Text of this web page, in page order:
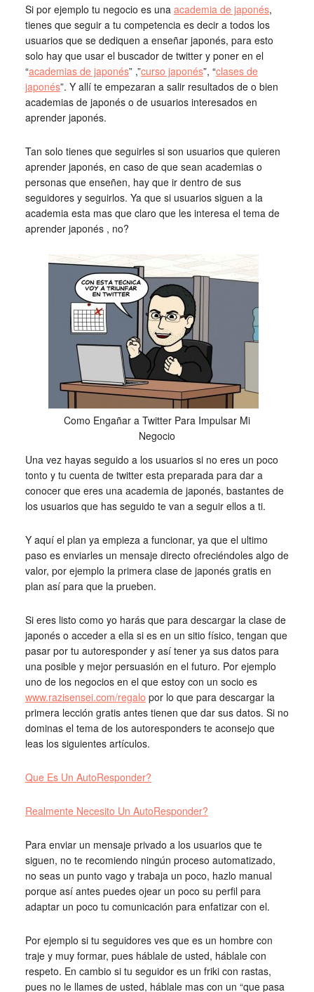
Si por ejemplo tu negocio es una academia de japonés,
tienes que seguir a tu competencia es decir a todos los
usuarios que se dediquen a enseñar japonés, para esto
solo hay que usar el buscador de twitter y poner en el
“academias de japonés” ,”curso japonés”, “clases de
japonés”. Y allí te empezaran a salir resultados de o bien
academias de japonés o de usuarios interesados en
aprender japonés.
Tan solo tienes que seguirles si son usuarios que quieren
aprender japonés, en caso de que sean academias o
personas que enseñen, hay que ir dentro de sus
seguidores y seguirlos. Ya que si usuarios siguen a la
academia esta mas que claro que les interesa el tema de
aprender japonés , no?
Como Engañar a Twitter Para Impulsar Mi
Negocio
Una vez hayas seguido a los usuarios si no eres un poco
tonto y tu cuenta de twitter esta preparada para dar a
conocer que eres una academia de japonés, bastantes de
los usuarios que has seguido te van a seguir ellos a ti.
Y aquí el plan ya empieza a funcionar, ya que el ultimo
paso es enviarles un mensaje directo ofreciéndoles algo de
valor, por ejemplo la primera clase de japonés gratis en
plan así para que la prueben.
Si eres listo como yo harás que para descargar la clase de
japonés o acceder a ella si es en un sitio físico, tengan que
pasar por tu autoresponder y así tener ya sus datos para
una posible y mejor persuasión en el futuro. Por ejemplo
uno de los negocios en el que estoy con un socio es
www.razisensei.com/regalo por lo que para descargar la
primera lección gratis antes tienen que dar sus datos. Si no
dominas el tema de los autoresponders te aconsejo que
leas los siguientes artículos.
Que Es Un AutoResponder?
Realmente Necesito Un AutoResponder?
Para enviar un mensaje privado a los usuarios que te
siguen, no te recomiendo ningún proceso automatizado,
no seas un punto vago y trabaja un poco, hazlo manual
porque así antes puedes ojear un poco su perfil para
adaptar un poco tu comunicación para enfatizar con el.
Por ejemplo si tu seguidores ves que es un hombre con
traje y muy formar, pues háblale de usted, háblale con
respeto. En cambio si tu seguidor es un friki con rastas,
pues no le llames de usted, háblale mas con un “que pasa